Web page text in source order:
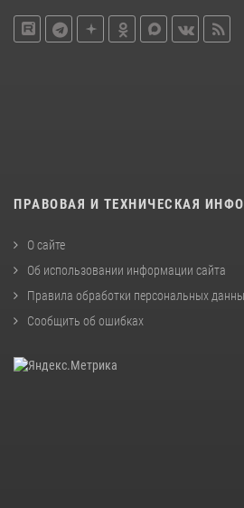
ПРАВОВАЯ И ТЕХНИЧЕСКАЯ
О сайте
Об использовании информации сайта
Правила обработки персональных
Сообщить об ошибках